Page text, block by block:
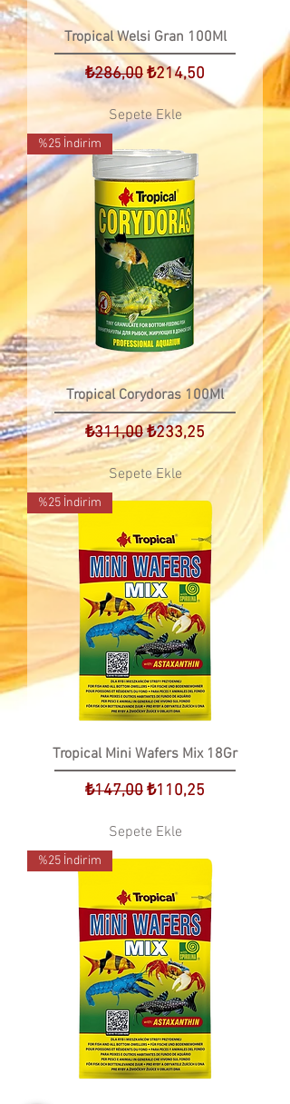
Tropical Welsi Gran 100Ml
Normal Fiyat
₺286,00İndirimli Fiyat
₺214,50
Sepete Ekle
%25 İndirim
Tropical Corydoras 100Ml
Normal Fiyat
₺311,00İndirimli Fiyat
₺233,25
Sepete Ekle
%25 İndirim
Tropical Mini Wafers Mix 18Gr
Normal Fiyat
₺147,00İndirimli Fiyat
₺110,25
Sepete Ekle
%25 İndirim